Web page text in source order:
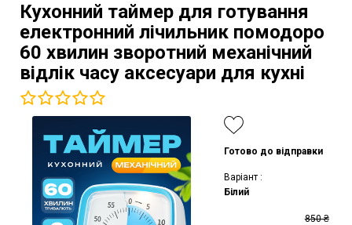
Кухонний таймер для готування
електронний лічильник помодоро
60 хвилин зворотний механічний
відлік часу аксесуари для кухні
Готово до відправки
Варіант :
Білий
850 ₴